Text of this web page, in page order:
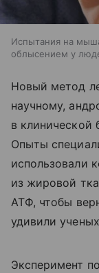
Испытания на
облысением у
Новый метод
научному,
в клинической
Опыты
использовали
из жировой
АТФ, чтобы
удивили
Эксперимент